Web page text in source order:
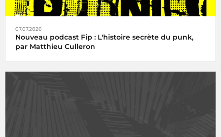
07.07.2026
Nouveau podcast Fip : L'histoire secrète du punk,
par Matthieu Culleron